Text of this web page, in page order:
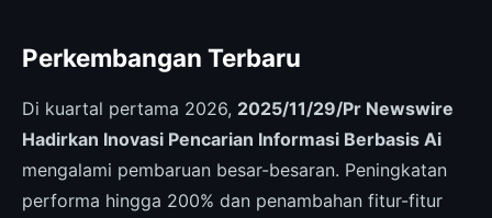
Perkembangan Terbaru
Di kuartal pertama 2026, 2025/11/29/Pr Newswire
Hadirkan Inovasi Pencarian Informasi Berbasis Ai
mengalami pembaruan besar-besaran. Peningkatan
performa hingga 200% dan penambahan fitur-fitur